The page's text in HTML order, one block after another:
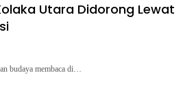
Utara Didorong Lewat
budaya membaca di…